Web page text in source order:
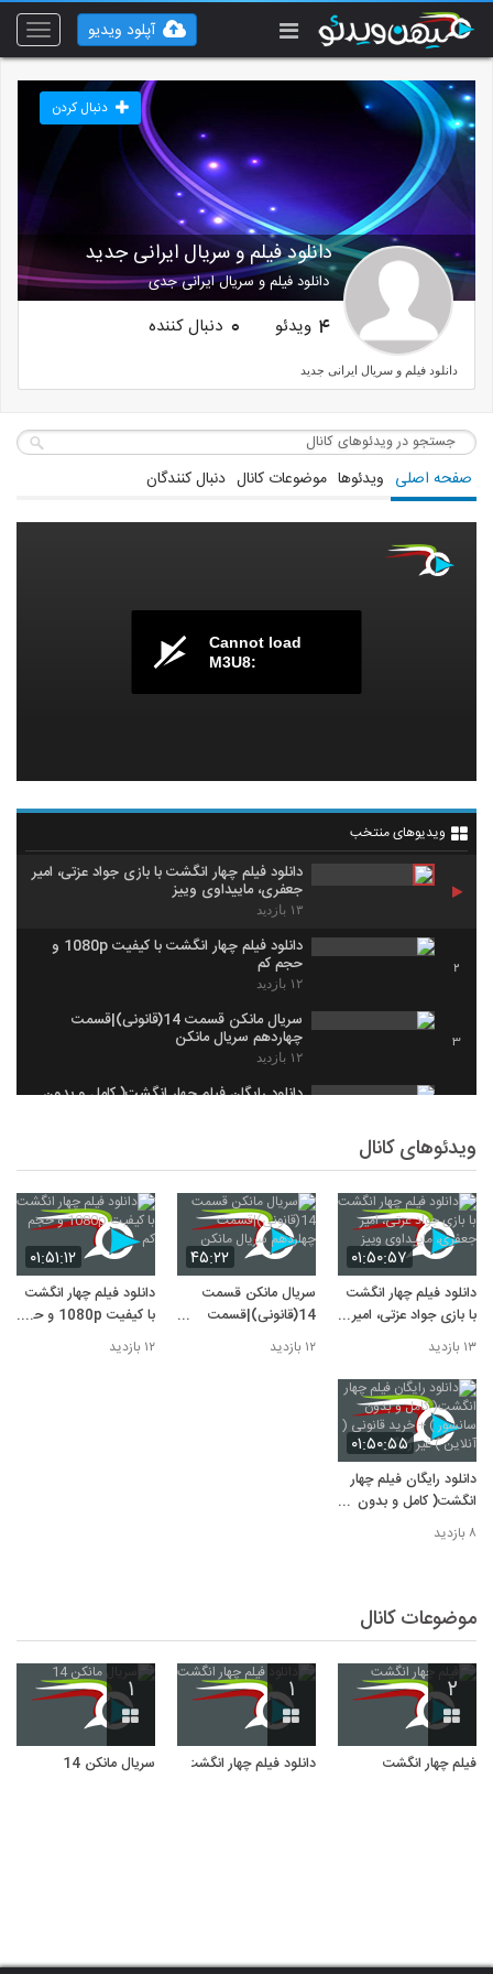
Toggle
آپلود ویدیو
دانلود فیلم و سریال ایرانی جدید
دانلود فیلم و سریال ایرانی جدی
دنبال کردن
4 ویدئو 0 دنبال کننده
دانلود فیلم و سریال ایرانی جدید
صفحه اصلی ویدئوها موضوعات کانال دنبال کنندگان
Cannot load
M3U8:
ویدیوهای منتخب
دانلود فیلم چهار انگشت با بازی جواد عزتی، امیر
جعفری، ماییداوی وییز
۱۳ بازدید
2
دانلود فیلم چهار انگشت با کیفیت 1080p و
حجم کم
۱۲ بازدید
3
سریال مانکن قسمت 14(قانونی)|قسمت
چهاردهم سریال مانکن
۱۲ بازدید
دانلود رایگان فیلم چهار انگشت( کامل و بدون
ویدئوهای کانال
۰۱:۵۰:۵۷
دانلود فیلم چهار انگشت
با بازی جواد عزتی، امیر
جعفری، ماییداوی وییز
۱۳ بازدید
۴۵:۲۲
سریال مانکن قسمت
14(قانونی)|قسمت
چهاردهم سریال مانکن
۱۲ بازدید
۰۱:۵۱:۱۲
دانلود فیلم چهار انگشت
با کیفیت 1080p و حجم
کم
۱۲ بازدید
۰۱:۵۰:۵۵
دانلود رایگان فیلم چهار
انگشت( کامل و بدون
سانسور ) + خرید قانونی
( آنلاین ) غیر رایگان
۸ بازدید
موضوعات کانال
۲
فیلم چهار انگشت
۱
دانلود فیلم چهار انگشت
۱
سریال مانکن 14